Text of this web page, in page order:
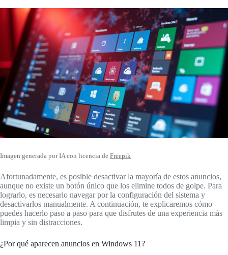
Imagen generada por IA con licencia de Freepik
Afortunadamente, es posible desactivar la mayoría de estos anuncios,
aunque no existe un botón único que los elimine todos de golpe. Para
lograrlo, es necesario navegar por la configuración del sistema y
desactivarlos manualmente. A continuación, te explicaremos cómo
puedes hacerlo paso a paso para que disfrutes de una experiencia más
limpia y sin distracciones.
¿Por qué aparecen anuncios en Windows 11?